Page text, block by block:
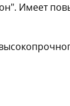
Имеет